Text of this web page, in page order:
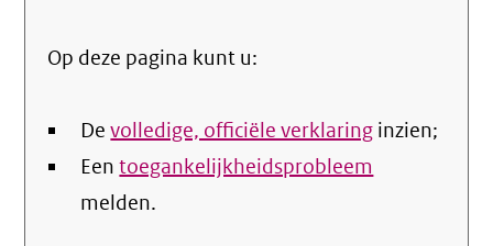
Op deze pagina kunt u:
Devolledige, officiële verklaring inzien;
Eentoegankelijkheidsprobleem
melden.